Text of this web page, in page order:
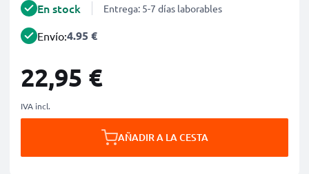
En stock Entrega: 5-7 días laborables
Envío:4.95 €
22,95 €
IVA incl.
AÑADIR A LA CESTA